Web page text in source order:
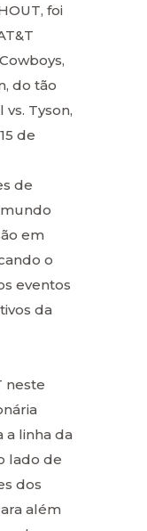
foi
do tão
Tyson,
de
de
em
o
eventos
da
neste
a linha da
lado de
dos
além